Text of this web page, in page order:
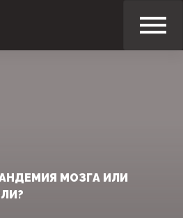
МОЗГА ИЛИ